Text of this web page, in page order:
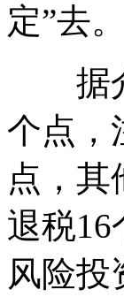
定”去。
据介
个点，
点，其
退税16
风险投